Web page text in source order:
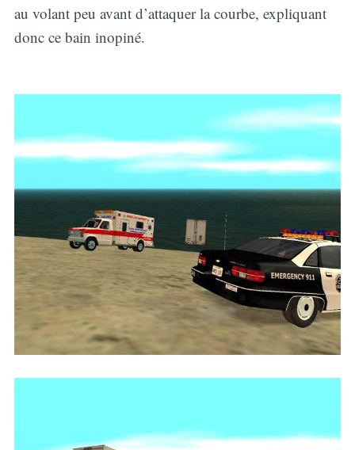
au volant peu avant d’attaquer la courbe, expliquant
donc ce bain inopiné.